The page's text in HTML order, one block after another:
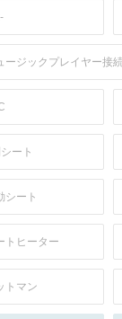
ージックプレイヤー接
ート
シート
トヒーター
トマン